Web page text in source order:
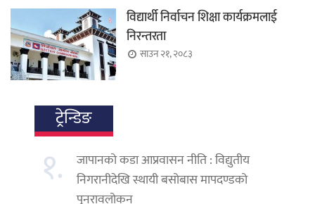
विद्यार्थी निर्वाचन शिक्षा कार्यक्रमलाई
निरन्तरता
साउन २१, २०८३
ट्रेन्डिङ
१.
जापानको कडा आप्रवासन नीति : विद्युतीय
निगरानीदेखि स्थायी बसोबास मापदण्डको
पुनरावलोकन